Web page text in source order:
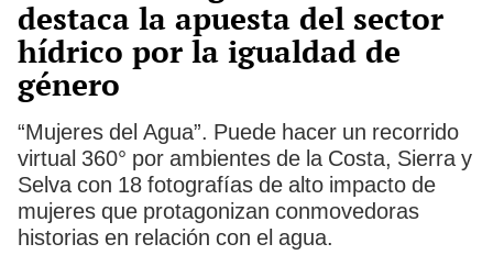
destaca la apuesta del sector
hídrico por la igualdad de
género
“Mujeres del Agua”. Puede hacer un recorrido
virtual 360° por ambientes de la Costa, Sierra y
Selva con 18 fotografías de alto impacto de
mujeres que protagonizan conmovedoras
historias en relación con el agua.